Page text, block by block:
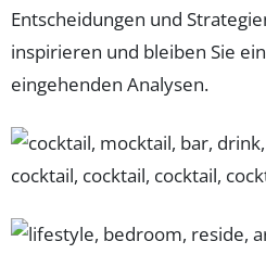
Entscheidungen und
inspirieren und bleiben Sie
eingehenden Analysen.